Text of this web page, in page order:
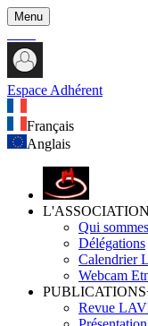
Menu
Espace Adhérent
Français
Anglais
L'ASSOCIATION
Qui
Délégations
Calendrier
Webcam
PUBLICATIONS
Revue